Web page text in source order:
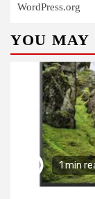
WordPress.org
YOU MAY
1 min